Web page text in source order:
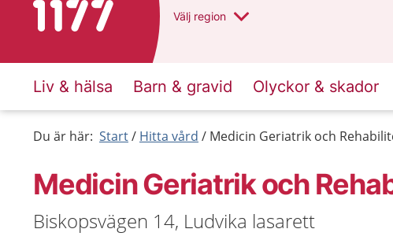
Till startsidan för 1177 Välj region
Liv & hälsa Barn & gravid Olyckor & skador
Du är här: Start Hitta vård Medicin Geriatrik och
Medicin Geriatrik och
Biskopsvägen 14, Ludvika lasarett